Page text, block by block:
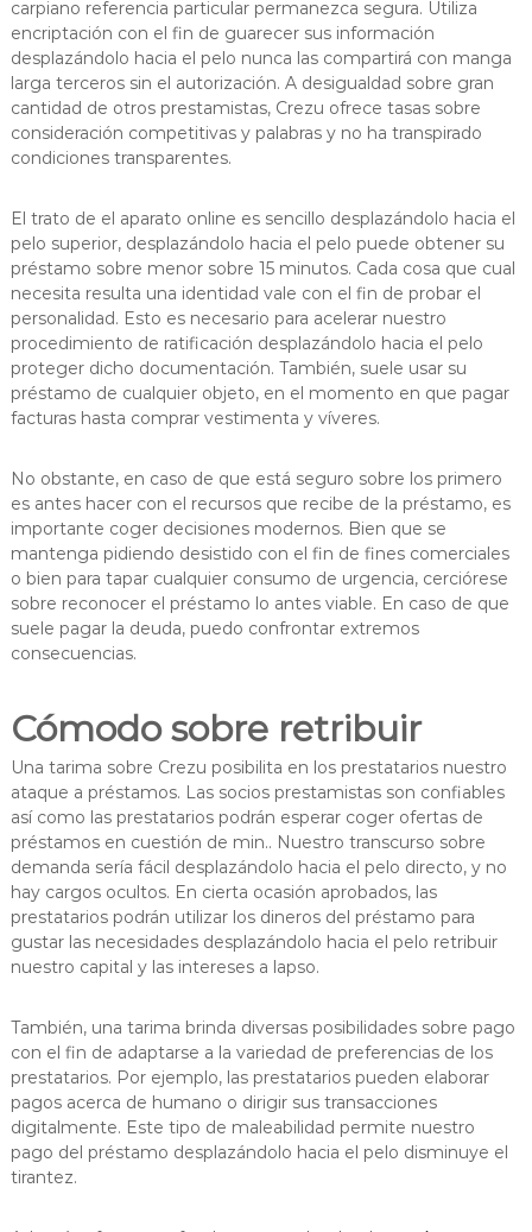
carpiano referencia particular permanezca segura. Utiliza
encriptación con el fin de guarecer sus información
desplazándolo hacia el pelo nunca las compartirá con manga
larga terceros sin el autorización. A desigualdad sobre gran
cantidad de otros prestamistas, Crezu ofrece tasas sobre
consideración competitivas y palabras y no ha transpirado
condiciones transparentes.
El trato de el aparato online es sencillo desplazándolo hacia el
pelo superior, desplazándolo hacia el pelo puede obtener su
préstamo sobre menor sobre 15 minutos. Cada cosa que cual
necesita resulta una identidad vale con el fin de probar el
personalidad. Esto es necesario para acelerar nuestro
procedimiento de ratificación desplazándolo hacia el pelo
proteger dicho documentación. También, suele usar su
préstamo de cualquier objeto, en el momento en que pagar
facturas hasta comprar vestimenta y ví­veres.
No obstante, en caso de que está seguro sobre los primero
es antes hacer con el recursos que recibe de la préstamo, es
importante coger decisiones modernos. Bien que se
mantenga pidiendo desistido con el fin de fines comerciales
o bien para tapar cualquier consumo de urgencia, cerciórese
sobre reconocer el préstamo lo antes viable. En caso de que
suele pagar la deuda, puedo confrontar extremos
consecuencias.
Cómodo sobre retribuir
Una tarima sobre Crezu posibilita en los prestatarios nuestro
ataque a préstamos. Las socios prestamistas son confiables
así­ como las prestatarios podrán esperar coger ofertas de
préstamos en cuestión de min.. Nuestro transcurso sobre
demanda serí­a fácil desplazándolo hacia el pelo directo, y no
hay cargos ocultos. En cierta ocasión aprobados, las
prestatarios podrán utilizar los dineros del préstamo para
gustar las necesidades desplazándolo hacia el pelo retribuir
nuestro capital y las intereses a lapso.
También, una tarima brinda diversas posibilidades sobre pago
con el fin de adaptarse a la variedad de preferencias de los
prestatarios. Por ejemplo, las prestatarios pueden elaborar
pagos acerca de humano o dirigir sus transacciones
digitalmente. Este tipo de maleabilidad permite nuestro
pago del préstamo desplazándolo hacia el pelo disminuye el
tirantez.